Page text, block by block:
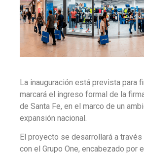
La inauguración está prevista para
marcará el ingreso formal de la
de Santa Fe, en el marco de un
expansión nacional.
El proyecto se desarrollará a través
con el Grupo One, encabezado por